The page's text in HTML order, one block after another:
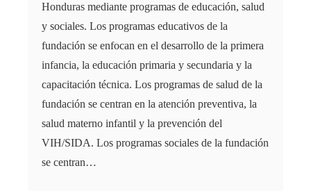
Honduras mediante programas de educación, salud
y sociales. Los programas educativos de la
fundación se enfocan en el desarrollo de la primera
infancia, la educación primaria y secundaria y la
capacitación técnica. Los programas de salud de la
fundación se centran en la atención preventiva, la
salud materno infantil y la prevención del
VIH/SIDA. Los programas sociales de la fundación
se centran…